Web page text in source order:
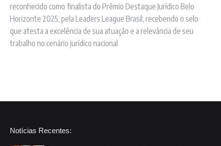
reconhecido como finalista do Prêmio Destaque Jurídico Belo
Horizonte 2025, pela Leaders League Brasil, recebendo o selo
que atesta a excelência de sua atuação e a relevância de seu
trabalho no cenário jurídico nacional
Notícias Recentes: